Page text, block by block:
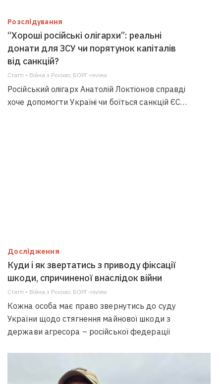
Розслідування
“Хороші російські олігархи”: реальні
донати для ЗСУ чи порятунок капіталів
від санкцій?
Статті • Війна з Росією; БОРГ-review
Російський олігарх Анатолій Локтіонов справді
хоче допомогти Україні чи боїться санкцій ЄС…
Дослідження
Куди і як звертатись з приводу фіксації
шкоди, спричиненої внаслідок війни
Статті • Війна з Росією; БОРГ-review
Кожна особа має право звернутись до суду
України щодо стягнення майнової шкоди з
держави агресора – російської федерації